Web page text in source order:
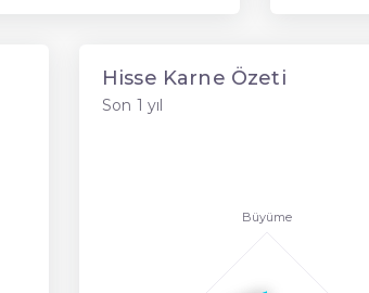
Hisse Karne Özeti
Son 1 yıl
Büyüme